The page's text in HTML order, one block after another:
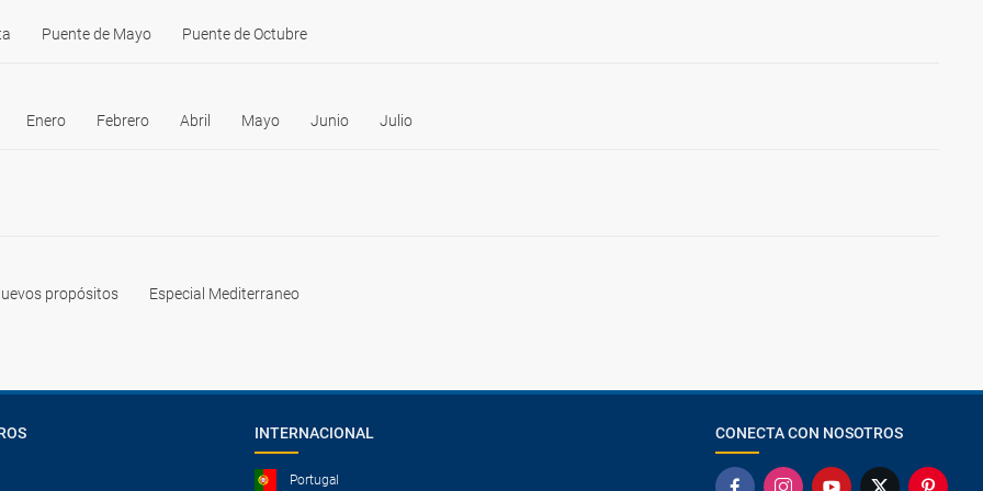
Puente de Mayo Puente de Octubre
Enero Febrero Abril Mayo Junio Julio
propósitos Especial Mediterraneo
INTERNACIONAL
Portugal
CONECTA CON NOSOTROS